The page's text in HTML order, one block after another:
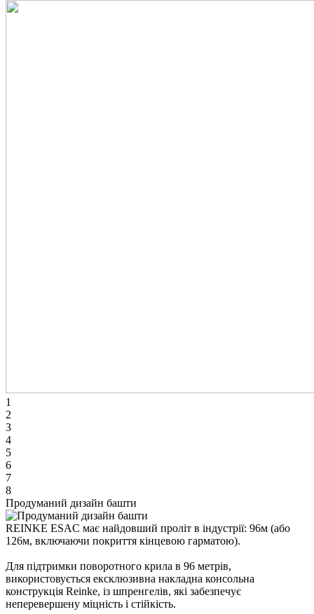
1
2
3
4
5
6
7
8
Продуманий дизайн башти
REINKE ESAC має найдовший проліт в індустрії: 96м (або
126м, включаючи покриття кінцевою гарматою).
Для підтримки поворотного крила в 96 метрів,
використовується ексклюзивна накладна консольна
конструкція Reinke, із шпренгелів, які забезпечує
неперевершену міцність і стійкість.